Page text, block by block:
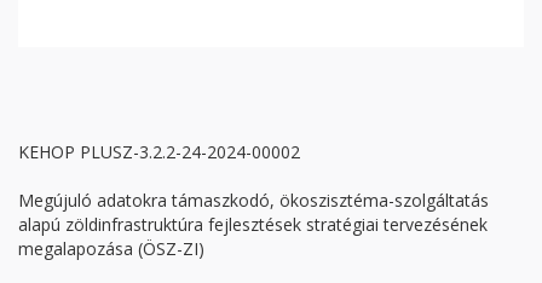
KEHOP PLUSZ-3.2.2-24-2024-00002
Megújuló adatokra támaszkodó, ökoszisztéma-szolgáltatás
alapú zöldinfrastruktúra fejlesztések stratégiai tervezésének
megalapozása (ÖSZ-ZI)